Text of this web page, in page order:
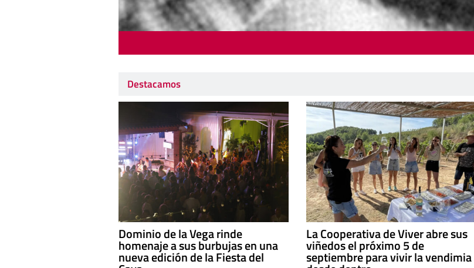
Destacamos
Dominio de la Vega rinde
homenaje a sus burbujas en una
nueva edición de la Fiesta del
La Cooperativa de Viver abre sus
viñedos el próximo 5 de
septiembre para vivir la vendimia